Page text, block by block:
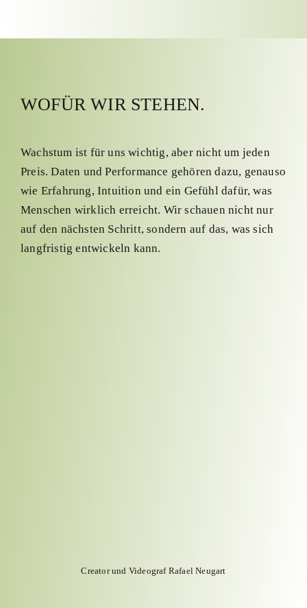
WOFÜR WIR STEHEN.
Wachstum ist für uns wichtig, aber nicht um jeden
Preis. Daten und Performance gehören dazu, genauso
wie Erfahrung, Intuition und ein Gefühl dafür, was
Menschen wirklich erreicht. Wir schauen nicht nur
auf den nächsten Schritt, sondern auf das, was sich
langfristig entwickeln kann.
Creator und Videograf Rafael Neugart